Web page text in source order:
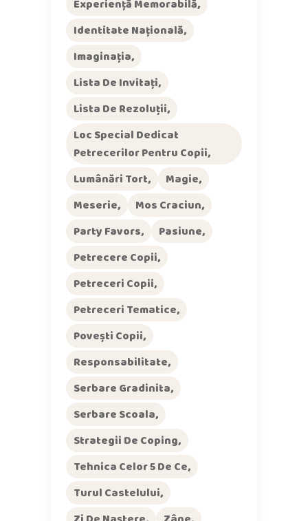
Experiență Memorabilă
Identitate Națională
Imaginația
Lista De Invitați
Lista De Rezoluții
Loc Special Dedicat
Petrecerilor Pentru Copii
Lumânări Tort
Magie
Meserie
Mos Craciun
Party Favors
Pasiune
Petrecere Copii
Petreceri Copii
Petreceri Tematice
Povești Copii
Responsabilitate
Serbare Gradinita
Serbare Scoala
Strategii De Coping
Tehnica Celor 5 De Ce
Turul Castelului